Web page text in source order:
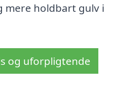
mere holdbart gulv i
og uforpligtende